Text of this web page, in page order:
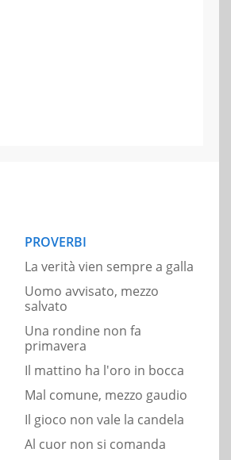
PROVERBI
La verità vien sempre a galla
Uomo avvisato, mezzo
salvato
Una rondine non fa
primavera
Il mattino ha l'oro in bocca
Mal comune, mezzo gaudio
Il gioco non vale la candela
Al cuor non si comanda